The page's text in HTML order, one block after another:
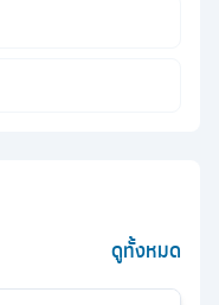
ดูทั้งหมด